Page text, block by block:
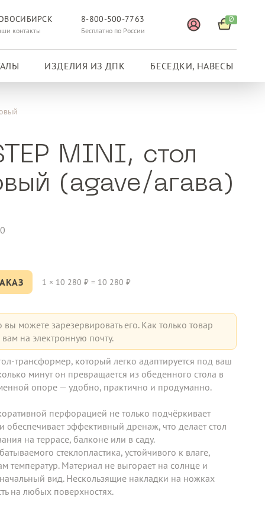
контакты
8-800-500-7763
Бесплатно по России
0
ИЗДЕЛИЯ ИЗ ДПК БЕСЕДКИ, НАВЕСЫ
MINI, стол
(agave/агава)
1 × 10 280 ₽ = 10 280 ₽
можете зарезервировать его. Как только товар
на электронную почту.
трансформер, который легко адаптируется под ваш
минут он превращается из обеденного стола в
опоре — удобно, практично и продуманно.
перфорацией не только подчёркивает
эффективный дренаж, что делает стол
на террасе, балконе или в саду.
стеклопластика, устойчивого к влаге,
температур. Материал не выгорает на солнце и
вид. Нескользящие накладки на ножках
на любых поверхностях.